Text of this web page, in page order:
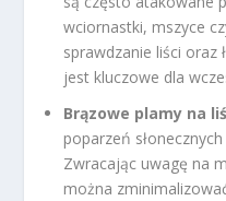
wciornastki, mszyce
sprawdzanie liści oraz
jest kluczowe dla
Brązowe plamy na
poparzeń
Zwracając uwagę na
można